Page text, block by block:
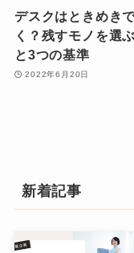
デスクはときめき
く？残すモノを選
と3つの基準
2022年6月20日
新着記事